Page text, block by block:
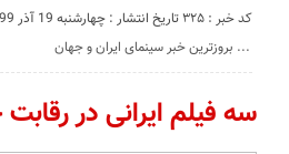
کد خبر : 325
تاریخ انتشار : چهارشنبه 19 آذر 1399 - 20:12
بروزترین خبر سینمای ایران و جهان ...
سه فیلم ایرانی در